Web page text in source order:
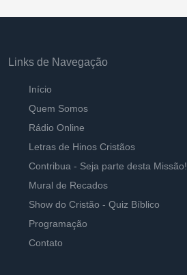
Links de Navegação
Início
Quem Somos
Rádio Online
Letras de Hinos Cristãos
Contribua - Seja parte desta Missão!
Mural de Recados
Show do Cristão - Quiz Bíblico
Programação
Contato